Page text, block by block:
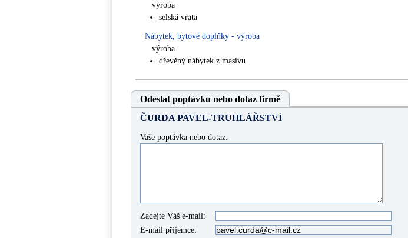
výroba
selská vrata
Nábytek, bytové doplňky - výroba
výroba
dřevěný nábytek z masivu
Odeslat poptávku nebo dotaz firmě
ČURDA PAVEL-TRUHLÁŘSTVÍ
Vaše poptávka nebo dotaz:
Zadejte Váš e-mail:
E-mail příjemce: